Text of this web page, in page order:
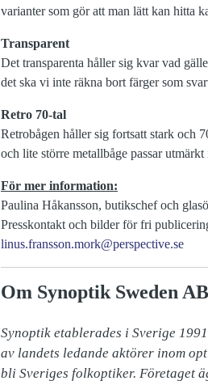
varianter som gör att man lätt kan hitta
Transparent
Det transparenta håller sig kvar vad
det ska vi inte räkna bort färger som
Retro 70-tal
Retrobågen håller sig fortsatt stark och
och lite större metallbåge passar
För mer information:
Paulina Håkansson, butikschef och
Presskontakt och bilder för fri
linus.fransson.mork@perspective.se
Om Synoptik Sweden AB
Synoptik etablerades i Sverige
av landets ledande aktörer inom
bli Sveriges folkoptiker. Företaget